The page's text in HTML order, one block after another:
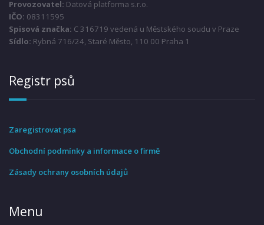
Provozovatel: Datová platforma s.r.o.
IČO: 08311595
Spisová značka: C 316719 vedená u Městského soudu v Praze
Sídlo: Rybná 716/24, Staré Město, 110 00 Praha 1
Registr psů
Zaregistrovat psa
Obchodní podmínky a informace o firmě
Zásady ochrany osobních údajů
Menu